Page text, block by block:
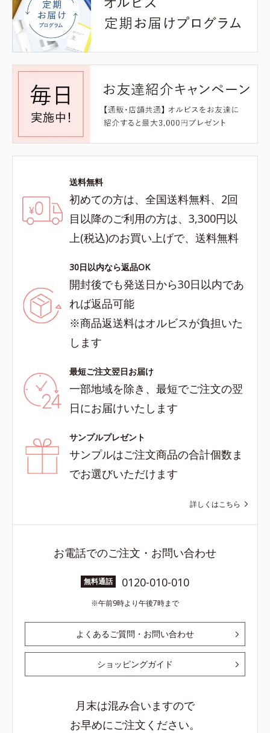
送料無料
初めての方は、全国送料無料、2回
目以降のご利用の方は、3,300円以
上(税込)のお買い上げで、送料無料
30日以内なら返品OK
開封後でも発送日から30日以内であ
れば返品可能
※商品返送料はオルビスが負担いた
します
最短ご注文翌日お届け
一部地域を除き、最短でご注文の翌
日にお届けいたします
サンプルプレゼント
サンプルはご注文商品の合計個数ま
でお選びいただけます
詳しくはこちら
お電話でのご注文・お問い合わせ
無料通話 0120-010-010
午前9時より午後7時まで
よくあるご質問・お問い合わせ
ショッピングガイド
月末は混み合いますので
お早めにご注文ください。